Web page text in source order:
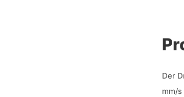
Der
mm/